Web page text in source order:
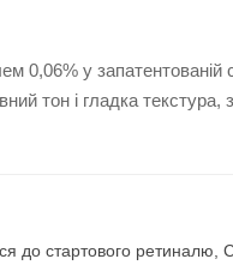
0,06% у
тон і гладка
до стартового ретиналю,